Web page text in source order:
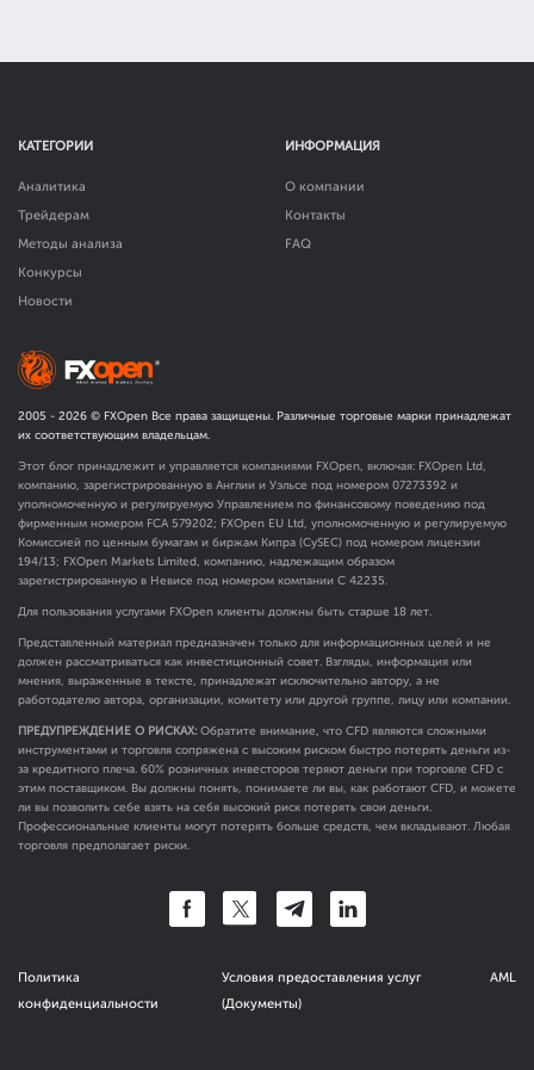
КАТЕГОРИИ
Аналитика
Трейдерам
Методы анализа
Конкурсы
Новости
ИНФОРМАЦИЯ
О компании
Контакты
FAQ
2005 - 2026 © FXOpen Все права защищены. Различные торговые марки принадлежат
их соответствующим владельцам.
Этот блог принадлежит и управляется компаниями FXOpen, включая: FXOpen Ltd,
компанию, зарегистрированную в Англии и Уэльсе под номером 07273392 и
уполномоченную и регулируемую Управлением по финансовому поведению под
фирменным номером FCA 579202; FXOpen EU Ltd, уполномоченную и регулируемую
Комиссией по ценным бумагам и биржам Кипра (CySEC) под номером лицензии
194/13; FXOpen Markets Limited, компанию, надлежащим образом
зарегистрированную в Невисе под номером компании C 42235.
Для пользования услугами FXOpen клиенты должны быть старше 18 лет.
Представленный материал предназначен только для информационных целей и не
должен рассматриваться как инвестиционный совет. Взгляды, информация или
мнения, выраженные в тексте, принадлежат исключительно автору, а не
работодателю автора, организации, комитету или другой группе, лицу или компании.
ПРЕДУПРЕЖДЕНИЕ О РИСКАХ: Обратите внимание, что CFD являются сложными
инструментами и торговля сопряжена с высоким риском быстро потерять деньги из-
за кредитного плеча. 60% розничных инвесторов теряют деньги при торговле CFD с
этим поставщиком. Вы должны понять, понимаете ли вы, как работают CFD, и можете
ли вы позволить себе взять на себя высокий риск потерять свои деньги.
Профессиональные клиенты могут потерять больше средств, чем вкладывают. Любая
торговля предполагает риски.
Политика
конфиденциальности
Условия предоставления услуг
(Документы)
AML